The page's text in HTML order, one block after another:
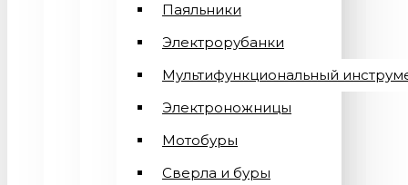
Паяльники
Электрорубанки
Мультифункциональный
Электроножницы
Мотобуры
Сверла и буры